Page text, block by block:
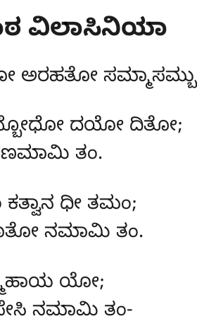
ವಿಲಾಸಿನಿಯಾ
ದಯೋ ದಿತೋ;
ತಂ.
ಧೀ ತಮಂ;
ನಮಾಮಿ ತಂ.
ಯೋ;